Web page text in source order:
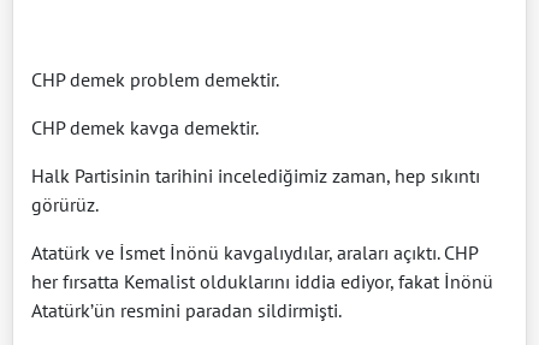
CHP demek problem demektir.
CHP demek kavga demektir.
Halk Partisinin tarihini incelediğimiz zaman, hep sıkıntı
görürüz.
Atatürk ve İsmet İnönü kavgalıydılar, araları açıktı. CHP
her fırsatta Kemalist olduklarını iddia ediyor, fakat İnönü
Atatürk’ün resmini paradan sildirmişti.